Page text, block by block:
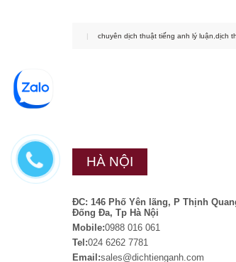
| chuyên dịch thuật tiếng anh lý luận dịch
HÀ NỘI
ĐC: 146 Phố Yên lãng, P Thịnh
Đống Đa, Tp Hà Nội
Mobile:0988 016 061
Tel:024 6262 7781
Email:sales@dichtienganh.com